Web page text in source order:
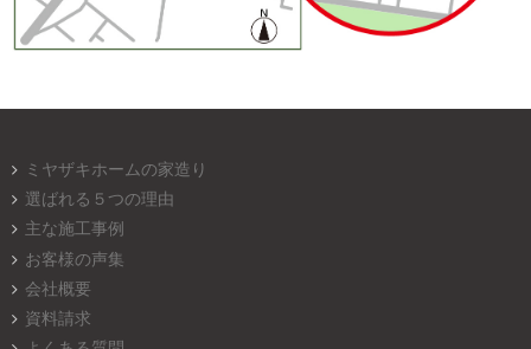
ミヤザキホームの家造り
選ばれる５つの理由
主な施工事例
お客様の声集
会社概要
資料請求